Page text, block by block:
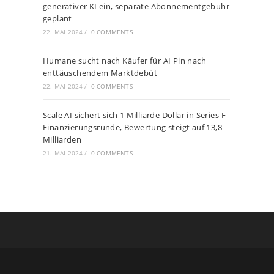
generativer KI ein, separate Abonnementgebühr
geplant
22. MAI 2024 / 0 COMMENTS
Humane sucht nach Käufer für AI Pin nach
enttäuschendem Marktdebüt
22. MAI 2024 / 0 COMMENTS
Scale AI sichert sich 1 Milliarde Dollar in Series-F-
Finanzierungsrunde, Bewertung steigt auf 13,8
Milliarden
21. MAI 2024 / 0 COMMENTS